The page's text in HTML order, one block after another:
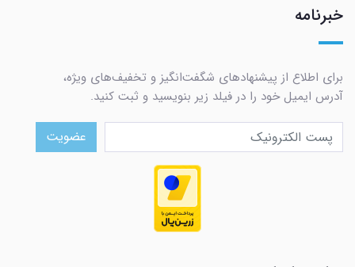
خبرنامه
برای اطلاع از پیشنهادهای شگفت‌انگیز و تخفیف‌های ویژه،
آدرس ایمیل خود را در فیلد زیر بنویسید و ثبت کنید.
عضویت